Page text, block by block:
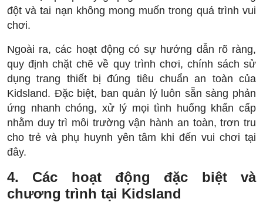
đột và tai nạn không mong muốn trong quá trình vui
chơi.
Ngoài ra, các hoạt động có sự hướng dẫn rõ ràng,
quy định chặt chẽ về quy trình chơi, chính sách sử
dụng trang thiết bị đúng tiêu chuẩn an toàn của
Kidsland. Đặc biệt, ban quản lý luôn sẵn sàng phản
ứng nhanh chóng, xử lý mọi tình huống khẩn cấp
nhằm duy trì môi trường vận hành an toàn, trơn tru
cho trẻ và phụ huynh yên tâm khi đến vui chơi tại
đây.
4. Các hoạt động đặc biệt và
chương trình tại Kidsland